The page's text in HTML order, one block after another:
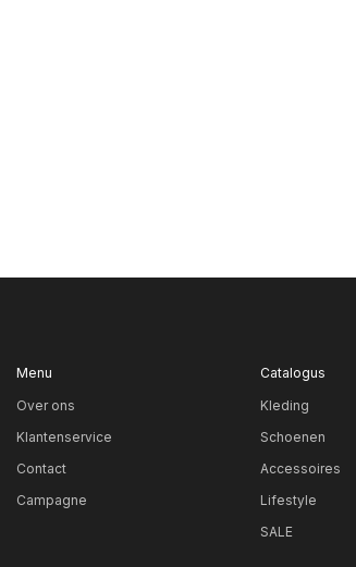
Menu
Over ons
Klantenservice
Contact
Campagne
Catalogus
Kleding
Schoenen
Accessoires
Lifestyle
SALE